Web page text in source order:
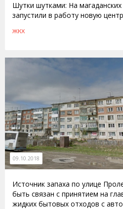
Шутки шутками: На
запустили в работу новую
ЖКХ
09.10.2018
Источник запаха по улице
быть связан с принятием на
жидких бытовых отходов с